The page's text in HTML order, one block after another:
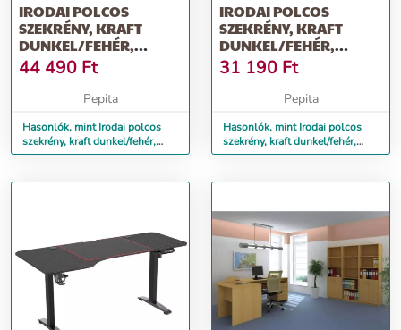
IRODAI POLCOS
SZEKRÉNY, KRAFT
DUNKEL/FEHÉR,
JOHAN 2 NEW 04
44 490 Ft
Pepita
Hasonlók, mint Irodai polcos
szekrény, kraft dunkel/fehér,
JOHAN 2 NEW 04
IRODAI POLCOS
SZEKRÉNY, KRAFT
DUNKEL/FEHÉR,
JOHAN 2 NEW 03
31 190 Ft
Pepita
Hasonlók, mint Irodai polcos
szekrény, kraft dunkel/fehér,
JOHAN 2 NEW 03